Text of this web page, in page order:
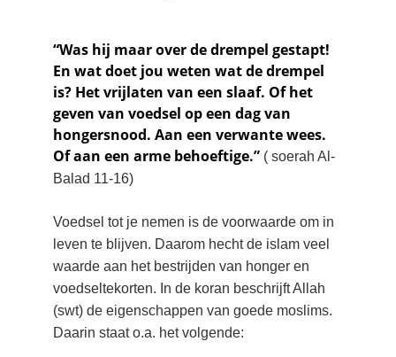
“Was hij maar over de drempel gestapt!
En wat doet jou weten wat de drempel
is? Het vrijlaten van een slaaf. Of het
geven van voedsel op een dag van
hongersnood. Aan een verwante wees.
Of aan een arme behoeftige.” ( soerah Al-
Balad 11-16)
Voedsel tot je nemen is de voorwaarde om in
leven te blijven. Daarom hecht de islam veel
waarde aan het bestrijden van honger en
voedseltekorten. In de koran beschrijft Allah
(swt) de eigenschappen van goede moslims.
Daarin staat o.a. het volgende: